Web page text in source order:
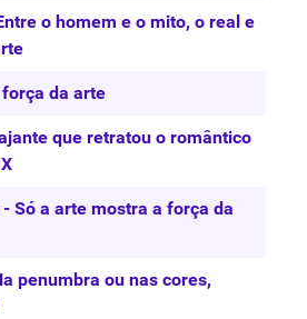
o homem e o mito, o real e
força da arte
que retratou o romântico
Só a arte mostra a força da
penumbra ou nas cores,